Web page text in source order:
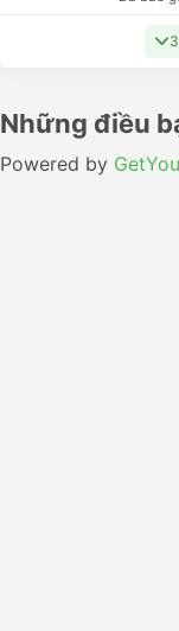
Những điều
Powered by